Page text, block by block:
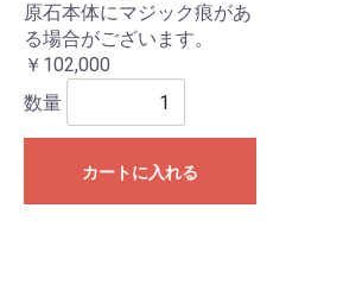
原石本体にマジック痕があ
る場合がございます。
￥102,000
数量
カートに入れる